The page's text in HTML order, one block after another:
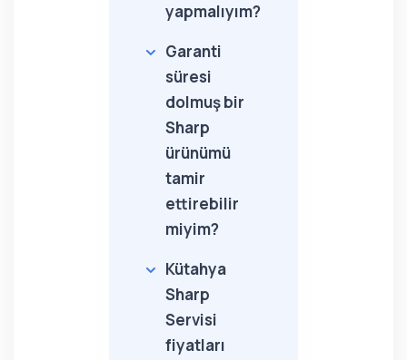
yapmalıyım?
Garanti
süresi
dolmuş bir
Sharp
ürünümü
tamir
ettirebilir
miyim?
Kütahya
Sharp
Servisi
fiyatları